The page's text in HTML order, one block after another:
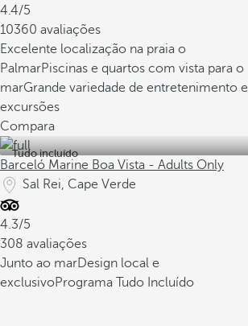
4.4/5
10360 avaliações
Excelente localização na praia o
PalmarPiscinas e quartos com vista para o
marGrande variedade de entretenimento e
excursões
Compara
Tudo incluído
Barceló Marine Boa Vista - Adults Only
Sal Rei, Cape Verde
4.3/5
308 avaliações
Junto ao marDesign local e
exclusivoPrograma Tudo Incluído